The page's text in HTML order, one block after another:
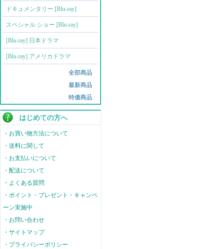
ドキュメンタリー [Blu-ray]
スペシャル ショー [Blu-ray]
[Blu-ray] 日本ドラマ
[Blu-ray] アメリカドラマ
全部商品
最新商品
特価商品
はじめての方へ
・お買い物方法について
・送料に関して
・お支払いについて
・配送について
・よくある質問
・ポイント・プレゼント・キャンペ
ーン実施中
・お問い合わせ
・サイトマップ
・プライバシーポリシー